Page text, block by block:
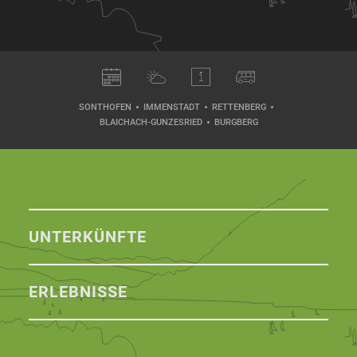
SONTHOFEN IMMENSTADT
RETTENBERG
BLAICHACH-GUNZESRIED
BURGBERG
UNTERKÜNFTE
ERLEBNISSE